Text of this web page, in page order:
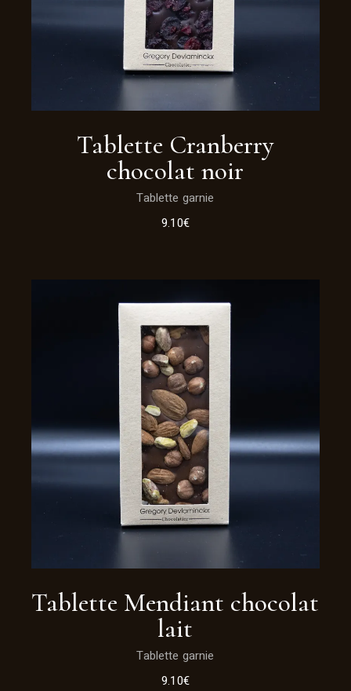
Tablette Cranberry
chocolat noir
Tablette garnie
9.10€
Tablette Mendiant chocolat
lait
Tablette garnie
9.10€